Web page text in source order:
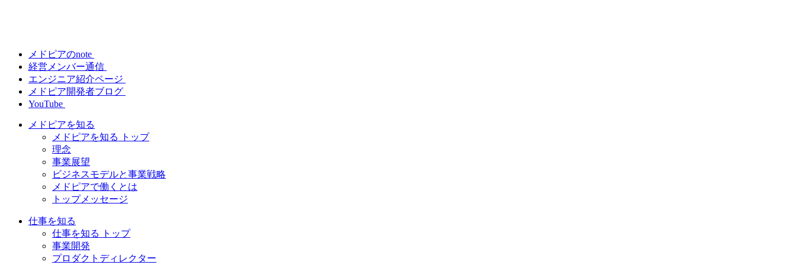
メドピアのnote
経営メンバー通信
エンジニア紹介ページ
メドピア開発者ブログ
YouTube
メドピアを知る
メドピアを知る トップ
理念
事業展望
ビジネスモデルと事業戦略
メドピアで働くとは
トップメッセージ
仕事を知る
仕事を知る トップ
事業開発
プロダクトディレクター